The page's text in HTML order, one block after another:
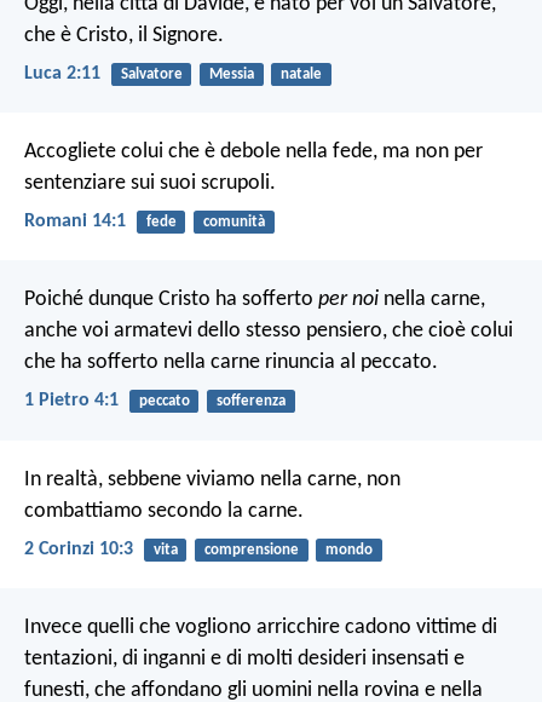
che è Cristo, il Signore.
Luca 2:11 Salvatore Messia natale
Accogliete colui che è debole nella fede, ma non per
sentenziare sui suoi scrupoli.
Romani 14:1 fede comunità
Poiché dunque Cristo ha sofferto per noi nella carne,
anche voi armatevi dello stesso pensiero, che cioè colui
che ha sofferto nella carne rinuncia al peccato.
1 Pietro 4:1 peccato sofferenza
In realtà, sebbene viviamo nella carne, non
combattiamo secondo la carne.
2 Corinzi 10:3 vita comprensione mondo
Invece quelli che vogliono arricchire cadono vittime di
tentazioni, di inganni e di molti desideri insensati e
funesti, che affondano gli uomini nella rovina e nella